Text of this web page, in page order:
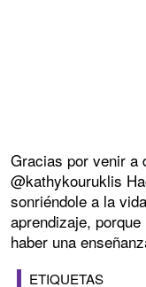
Gracias por venir a
@kathykouruklis
sonriéndole a la
aprendizaje,
haber una
ETIQUETAS